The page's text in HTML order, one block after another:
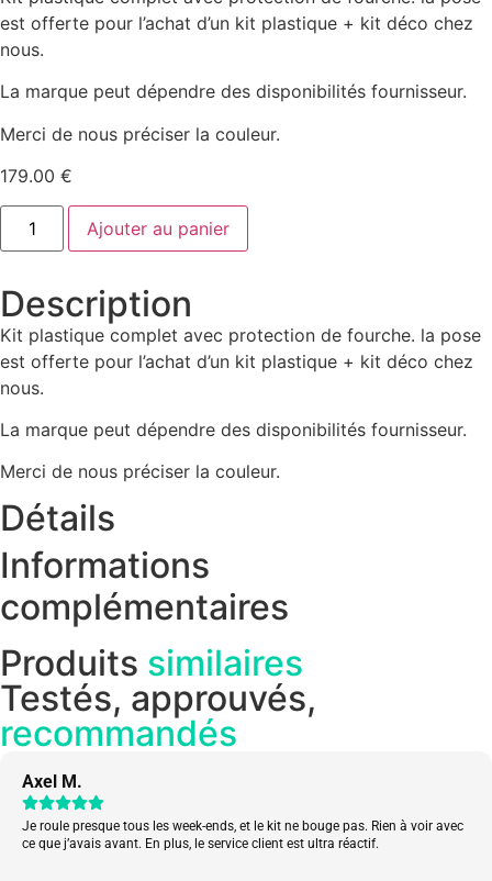
est offerte pour l’achat d’un kit plastique + kit déco chez
nous.
La marque peut dépendre des disponibilités fournisseur.
Merci de nous préciser la couleur.
179.00 €
Ajouter au panier
Description
Kit plastique complet avec protection de fourche. la pose
est offerte pour l’achat d’un kit plastique + kit déco chez
nous.
La marque peut dépendre des disponibilités fournisseur.
Merci de nous préciser la couleur.
Détails
Informations
complémentaires
Produits similaires
Testés, approuvés,
recommandés
Axel M.
Je roule presque tous les week-ends, et le kit ne bouge pas. Rien à voir avec
ce que j’avais avant. En plus, le service client est ultra réactif.